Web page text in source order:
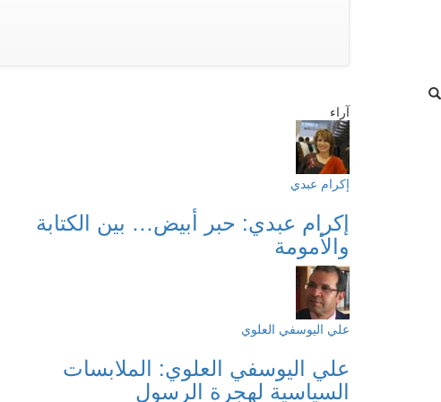
آراء
إكرام عبدي
إكرام عبدي: حبر أبيض… بين الكتابة
والأمومة
علي اليوسفي العلوي
علي اليوسفي العلوي: الملابسات
السياسية لهجرة الرسول